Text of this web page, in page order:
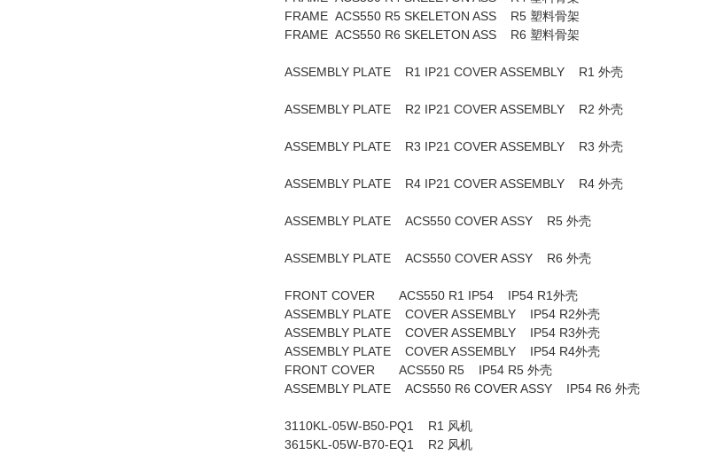
FRAME ACS550 R5 SKELETON ASS R5 塑料骨架
FRAME ACS550 R6 SKELETON ASS R6 塑料骨架
ASSEMBLY PLATE R1 IP21 COVER ASSEMBLY R1 外壳
ASSEMBLY PLATE R2 IP21 COVER ASSEMBLY R2 外壳
ASSEMBLY PLATE R3 IP21 COVER ASSEMBLY R3 外壳
ASSEMBLY PLATE R4 IP21 COVER ASSEMBLY R4 外壳
ASSEMBLY PLATE ACS550 COVER ASSY R5 外壳
ASSEMBLY PLATE ACS550 COVER ASSY R6 外壳
FRONT COVER ACS550 R1 IP54 IP54 R1外壳
ASSEMBLY PLATE COVER ASSEMBLY IP54 R2外壳
ASSEMBLY PLATE COVER ASSEMBLY IP54 R3外壳
ASSEMBLY PLATE COVER ASSEMBLY IP54 R4外壳
FRONT COVER ACS550 R5 IP54 R5 外壳
ASSEMBLY PLATE ACS550 R6 COVER ASSY IP54 R6 外壳
3110KL-05W-B50-PQ1 R1 风机
3615KL-05W-B70-EQ1 R2 风机